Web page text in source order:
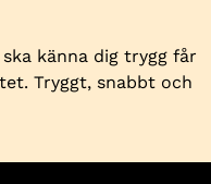
känna dig trygg får
Tryggt, snabbt och